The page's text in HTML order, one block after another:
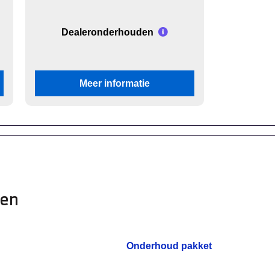
Dealeronderhouden
Meer informatie
Onderhoud pakket